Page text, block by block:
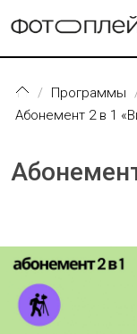
Программы
Абонемент 2 в 1